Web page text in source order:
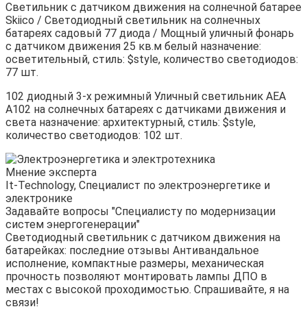
Светильник с датчиком движения на солнечной батарее
Skiico / Светодиодный светильник на солнечных
батареях садовый 77 диода / Мощный уличный фонарь
с датчиком движения 25 кв.м белый назначение:
осветительный, стиль: $style, количество светодиодов:
77 шт.
102 диодный 3-х режимный Уличный светильник AEA
A102 на солнечных батареях с датчиками движения и
света назначение: архитектурный, стиль: $style,
количество светодиодов: 102 шт.
Мнение эксперта
It-Technology, Cпециалист по электроэнергетике и
электронике
Задавайте вопросы "Специалисту по модернизации
систем энергогенерации"
Светодиодный светильник с датчиком движения на
батарейках: последние отзывы Антивандальное
исполнение, компактные размеры, механическая
прочность позволяют монтировать лампы ДПО в
местах с высокой проходимостью. Спрашивайте, я на
связи!